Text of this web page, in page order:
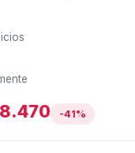
-41%